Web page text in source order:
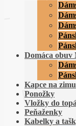
Domáca obuv
Kapce na zimu
Ponožky
Vložky do
Peňaženky
Kabelky a